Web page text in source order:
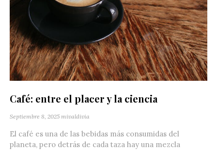
Café: entre el placer y la ciencia
Septiembre 8, 2025 mivaldivia
El café es una de las bebidas más consumidas del
planeta, pero detrás de cada taza hay una mezcla